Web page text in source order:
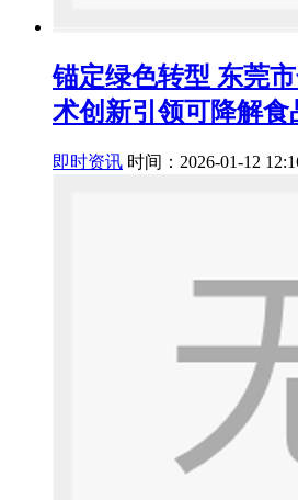
锚定绿色转型 东莞
术创新引领可降解食
即时资讯 时间：2026-01-12